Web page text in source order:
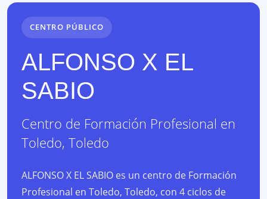
CENTRO PÚBLICO
ALFONSO X EL
SABIO
Centro de Formación Profesional en
Toledo, Toledo
ALFONSO X EL SABIO es un centro de Formación
Profesional en Toledo, Toledo, con 4 ciclos de